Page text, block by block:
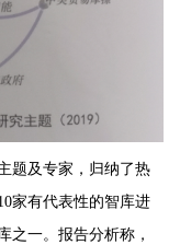
题及专家，归纳了热
家有代表性的智库进
之一。报告分析称，